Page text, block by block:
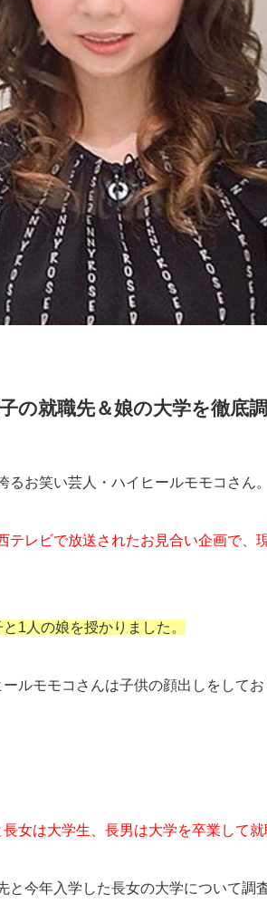
の就職先＆娘の大学を徹底調
るお笑い芸人・ハイヒールモモコさん。
テレビで放送されたお見合い企画で、
1人の娘を授かりました。
ルモモコさんは子供の顔出しをして
女は大学生、長男は大学を卒業して就
と今年入学した長女の大学について調